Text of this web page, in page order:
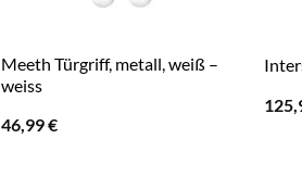
Meeth Türgriff, metall, weiß –
weiss
46,99€